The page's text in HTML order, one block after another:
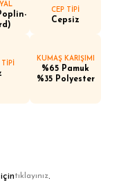
CEP TİPİ
Cepsiz
KUMAŞ KARIŞIMI
%65 Pamuk
%35 Polyester
tıklayınız.